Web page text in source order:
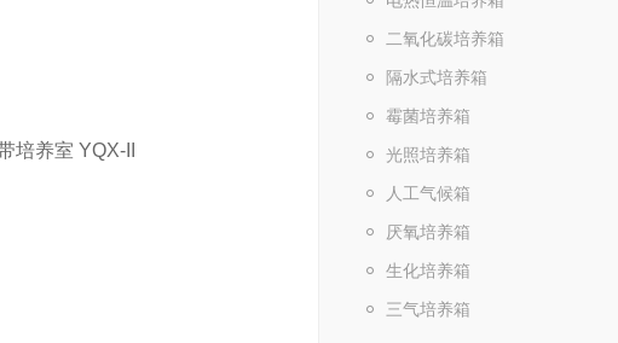
二氧化碳培养箱
隔水式培养箱
霉菌培养箱
光照培养箱
人工气候箱
厌氧培养箱
生化培养箱
三气培养箱